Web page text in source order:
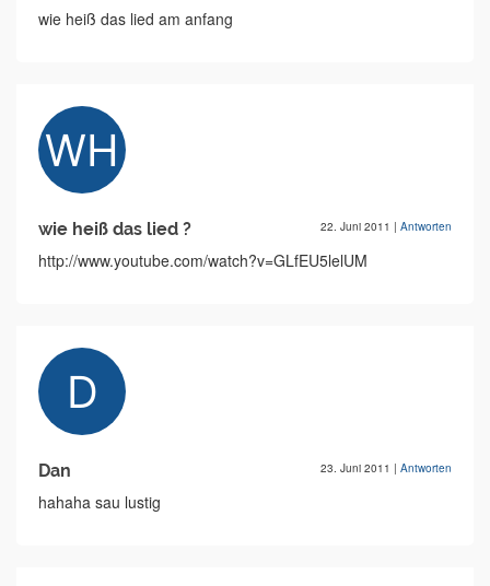
wie heiß das lied am anfang
wie heiß das lied ? 22. Juni 2011 | Antworten
http://www.youtube.com/watch?v=GLfEU5lelUM
Dan 23. Juni 2011 | Antworten
hahaha sau lustig